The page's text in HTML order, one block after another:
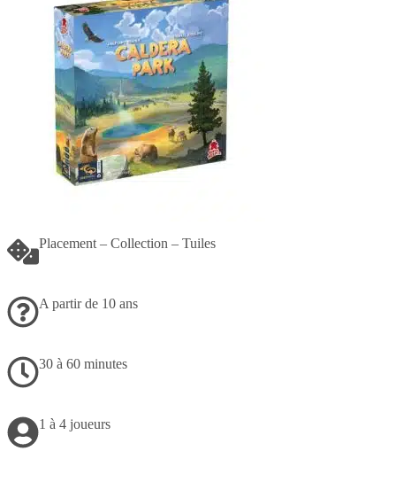
Placement – Collection – Tuiles
A partir de 10 ans
30 à 60 minutes
1 à 4 joueurs